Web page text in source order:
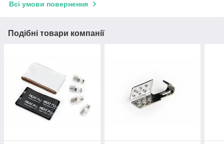
Всі умови повернення
Подібні товари компанії